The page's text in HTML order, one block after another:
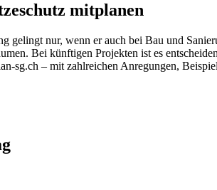
mitplanen
gelingt nur, wenn er auch bei Bau und
Bei künftigen Projekten ist es
sg.ch – mit zahlreichen Anregungen,